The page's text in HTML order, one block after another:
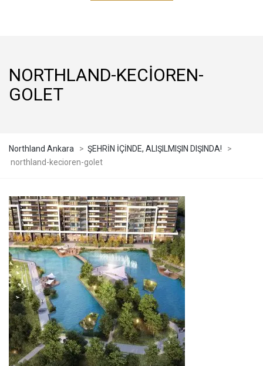
NORTHLAND-KECIOREN-
GOLET
Northland Ankara > ŞEHRİN İÇİNDE, ALIŞILMIŞIN DIŞINDA!
>
northland-kecioren-golet